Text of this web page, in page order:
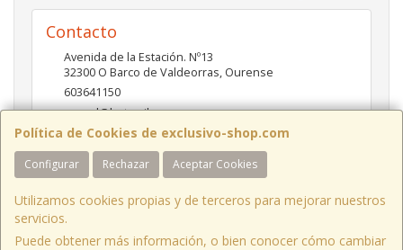
Política de Cookies de exclusivo-shop.com
Configurar Rechazar Aceptar Cookies
Utilizamos cookies propias y de terceros para mejorar nuestros
servicios.
Puede obtener más información, o bien conocer cómo cambiar
Contacto
Avenida de la Estación. Nº13
32300 O Barco de Valdeorras, Ourense
603641150
pc-red@hotmail.es
Horario
10:00- 13:30 / 17:00- 20:30